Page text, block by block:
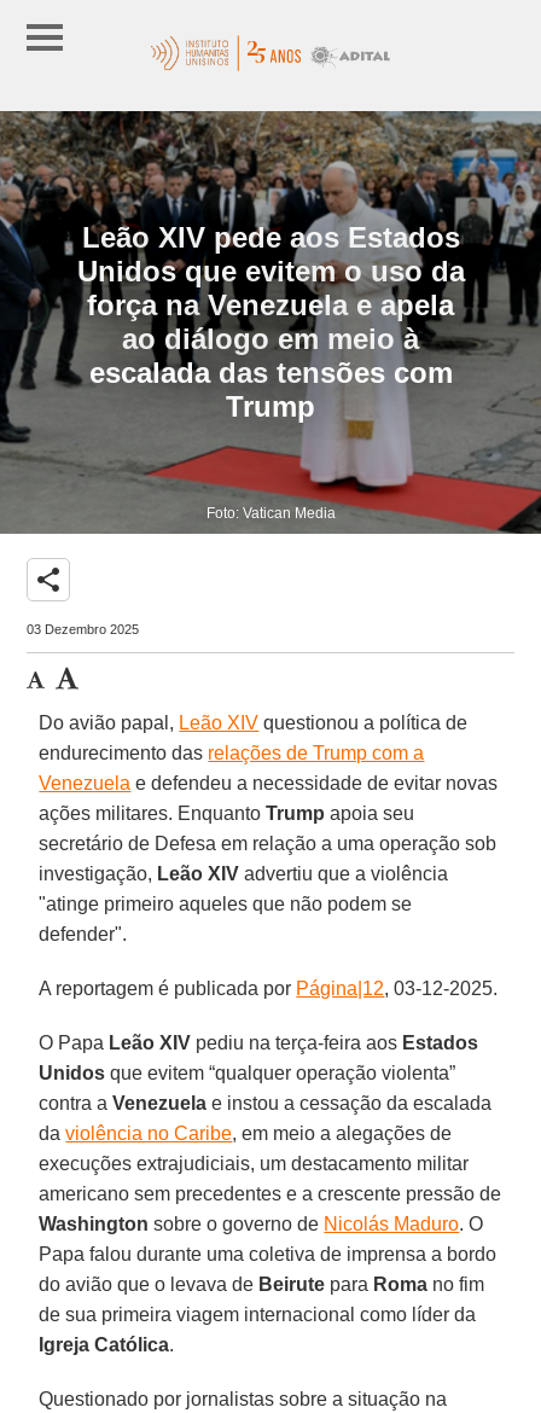
Leão XIV pede aos Estados
Unidos que evitem o uso da
força na Venezuela e apela
ao diálogo em meio à
escalada das tensões com
Trump
Foto: Vatican Media
share
03 Dezembro 2025
Do avião papal, Leão XIV questionou a política de
endurecimento das relações de Trump com a
Venezuela e defendeu a necessidade de evitar novas
ações militares. EnquantoTrump apoia seu
secretário de Defesa em relação a uma operação sob
investigação, Leão XIV advertiu que a violência
"atinge primeiro aqueles que não podem se
defender".
A reportagem é publicada por Página|12, 03-12-2025.
O Papa Leão XIV pediu na terça-feira aos Estados
Unidos que evitem “qualquer operação violenta”
contra aVenezuela e instou a cessação da escalada
daviolência no Caribe, em meio a alegações de
execuções extrajudiciais, um destacamento militar
americano sem precedentes e a crescente pressão de
Washington sobre o governo de Nicolás Maduro. O
Papa falou durante uma coletiva de imprensa a bordo
do avião que o levava de Beirute para Roma no fim
de sua primeira viagem internacional como líder da
Igreja Católica.
Questionado por jornalistas sobre a situação na